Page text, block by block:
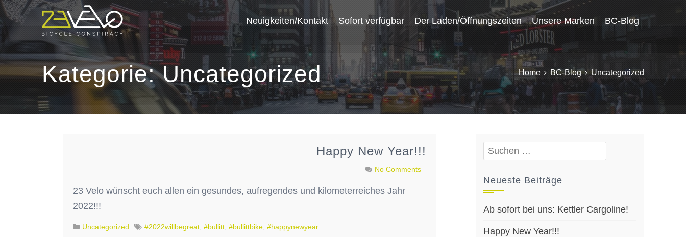
Neuigkeiten/Kontakt Sofort verfügbar Der Laden/Öffnungszeiten Unsere Marken BC-Blog
Kategorie:Uncategorized Home BC-Blog Uncategorized
Happy New Year!!!
No Comments
23 Velo wünscht euch allen ein gesundes, aufregendes und kilometerreiches Jahr
2022!!!
Uncategorized #2022willbegreat, #bullitt, #bullittbike, #happynewyear
Suchen
Neueste Beiträge
Ab sofort bei uns: Kettler Cargoline!
Happy New Year!!!